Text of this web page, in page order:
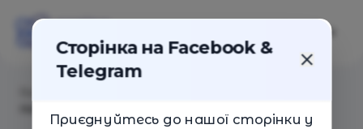
Сторінка на Facebook &
Telegram
Приєднуйтесь до нашої сторінки у